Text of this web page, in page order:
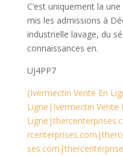
C’est uniquement la
mis les admissions à
industrielle lavage, du
connaissances en.
UJ4PP7
{Ivermectin Vente En
Ligne|Ivermectin Vente